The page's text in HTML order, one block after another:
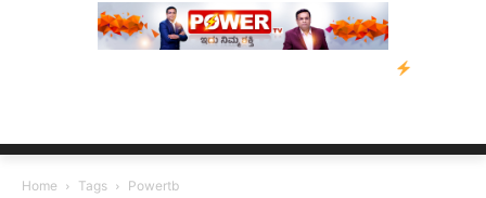
Home Tags Powertb